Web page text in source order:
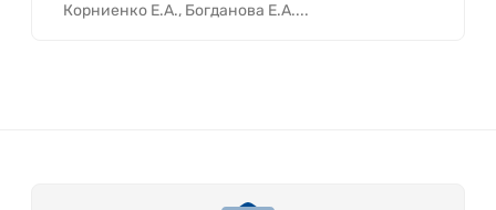
Корниенко Е.А., Богданова Е.А....